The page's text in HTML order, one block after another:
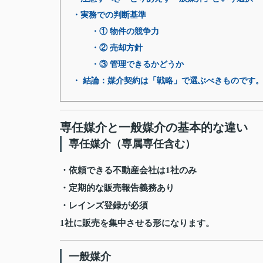
・実務での判断基準
・① 物件の競争力
・② 売却方針
・③ 管理できるかどうか
・ 結論：媒介契約は「戦略」で選ぶべきものです。
専任媒介と一般媒介の基本的な違い
専任媒介（専属専任含む）
・依頼できる不動産会社は1社のみ
・定期的な販売報告義務あり
・レインズ登録が必須
1社に販売を集中させる形になります。
一般媒介